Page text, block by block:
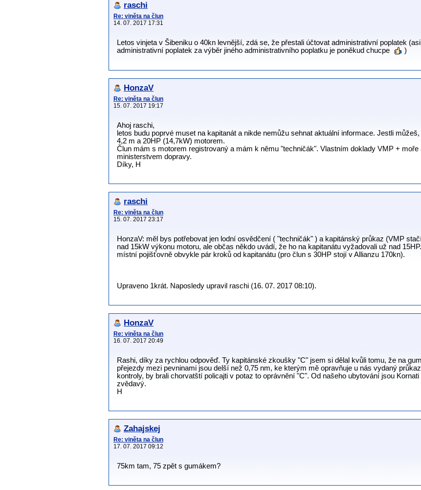
raschi
Re: viněta na člun
14. 07. 2017 17:31
Letos vinjeta v Šibeniku o 40kn levnější, zdá se, že přestali účtovat administrativní poplatek
administrativní poplatek za výběr jiného administrativního poplatku je poněkud chucpe
)
HonzaV
Re: viněta na člun
15. 07. 2017 19:17
Ahoj raschi,
letos budu poprvé muset na kapitanát a nikde nemůžu sehnat aktuální informace. Jestli
4,2 m a 20HP (14,7kW) motorem.
Člun mám s motorem registrovaný a mám k němu "techničák". Vlastním doklady VMP +
ministerstvem dopravy.
Díky, H
raschi
Re: viněta na člun
15. 07. 2017 23:17
HonzaV: měl bys potřebovat jen lodní osvědčení ( "techničák" ) a kapitánský průkaz (VMP
nad 15kW výkonu motoru, ale občas někdo uvádí, že ho na kapitanátu vyžadovali už nad
místní pojišťovně obvykle pár kroků od kapitanátu (pro člun s 30HP stojí v Allianzu 170kn).
Upraveno 1krát. Naposledy upravil raschi (16. 07. 2017 08:10).
HonzaV
Re: viněta na člun
16. 07. 2017 20:49
Rashi, díky za rychlou odpověď. Ty kapitánské zkoušky "C" jsem si dělal kvůli tomu, že na
přejezdy mezi pevninami jsou delší než 0,75 nm, ke kterým mě opravňuje u nás vydaný
kontroly, by brali chorvatští policajti v potaz to oprávnění "C". Od našeho ubytování jsou
zvědavý.
H
Zahajskej
Re: viněta na člun
17. 07. 2017 09:12
75km tam, 75 zpět s gumákem?